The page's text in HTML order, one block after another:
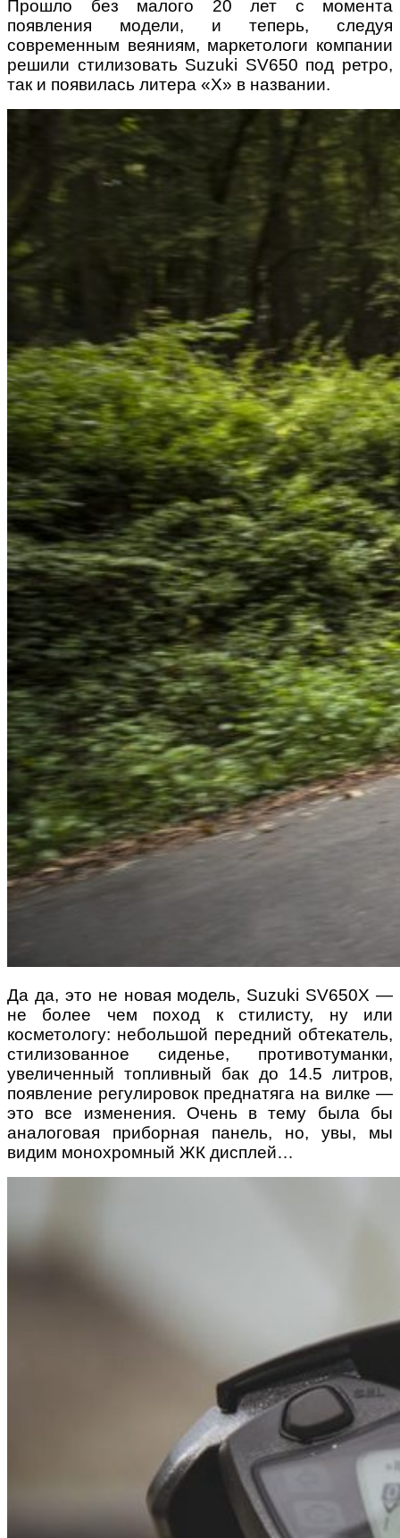
Прошло без малого 20 лет с момента
появления модели, и теперь, следуя
современным веяниям, маркетологи компании
решили стилизовать Suzuki SV650 под ретро,
так и появилась литера «X» в названии.
Да да, это не новая модель, Suzuki SV650Х —
не более чем поход к стилисту, ну или
косметологу: небольшой передний обтекатель,
стилизованное сиденье, противотуманки,
увеличенный топливный бак до 14.5 литров,
появление регулировок преднатяга на вилке —
это все изменения. Очень в тему была бы
аналоговая приборная панель, но, увы, мы
видим монохромный ЖК дисплей…